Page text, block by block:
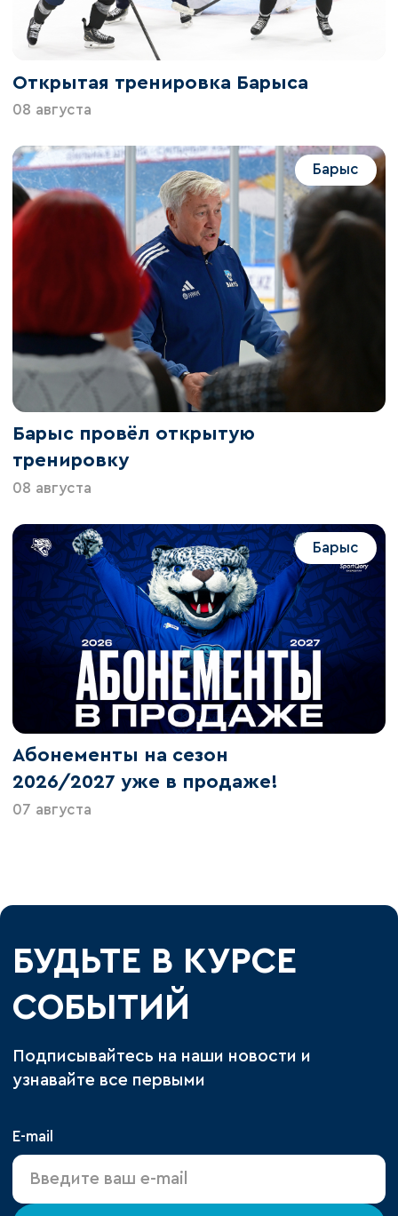
Открытая тренировка Барыса
08 августа
Барыс
Барыс провёл открытую
тренировку
08 августа
Барыс
Абонементы на сезон
2026/2027 уже в продаже!
07 августа
БУДЬТЕ В КУРСЕ
СОБЫТИЙ
Подписывайтесь на наши новости и
узнавайте все первыми
E-mail